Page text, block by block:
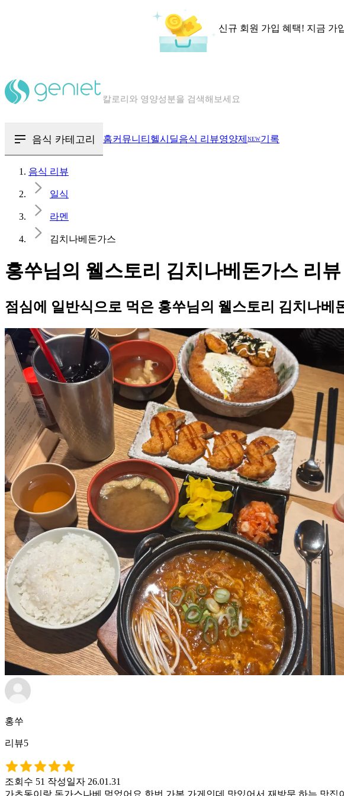
신규 회원 가입 혜택! 지금 가
혈당 · 다이어트 음식 검색해보세요
음식 카테고리 홈커뮤니티 헬시딜음식 리뷰영양제 NEW기록
음식 리뷰
일식
라멘
김치나베돈가스
홍쑤님의 웰스토리 김치나베돈가스 리뷰
점심에 일반식으로 먹은 홍쑤님의 웰스토리 김치나베
홍쑤
리뷰5
조회수 51 작성일자 26.01.31
가츠동이랑 돈가스나베 먹었어요 한번 가본 가게인데 맛있어서 재방문 하는 맛